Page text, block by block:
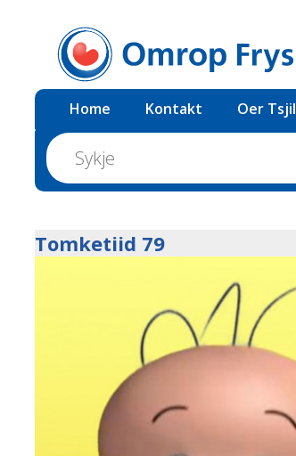
Home Kontakt Oer Tsjil
Tomketiid 79